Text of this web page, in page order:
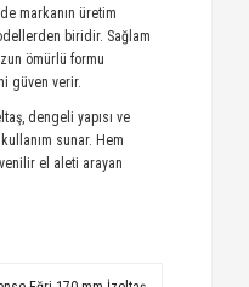
markanın üretim
biridir. Sağlam
ömürlü formu
güven verir.
dengeli yapısı ve
sunar. Hem
el aleti arayan